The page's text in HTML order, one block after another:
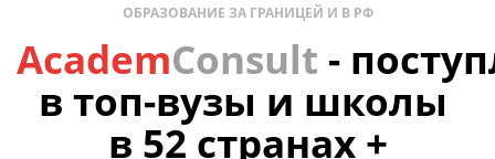
ОБРАЗОВАНИЕ ЗА ГРАНИЦЕЙ И В РФ
AcademConsult -
в топ-вузы и школы
в 52 странах +